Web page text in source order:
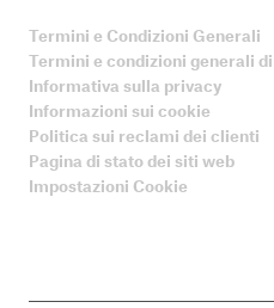
Termini e Condizioni Generali
Termini e condizioni generali
Informativa sulla privacy
Informazioni sui cookie
Politica sui reclami dei clienti
Pagina di stato dei siti web
Impostazioni Cookie